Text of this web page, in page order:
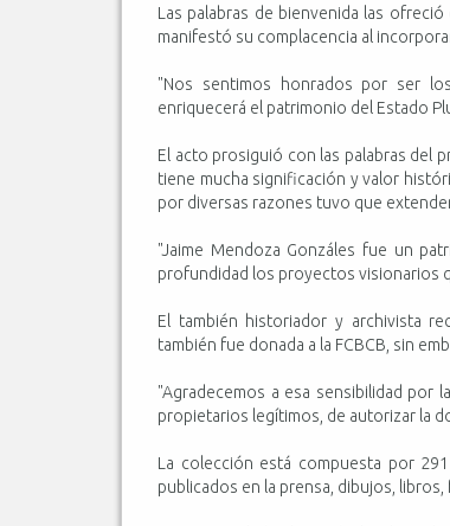
Las palabras de bienvenida las
manifestó su complacencia al
"Nos sentimos honrados por ser
enriquecerá el patrimonio del Estado
El acto prosiguió con las palabras del
tiene mucha significación y valor
por diversas razones tuvo que
"Jaime Mendoza Gonzáles fue un
profundidad los proyectos visionarios
El también historiador y archivista
también fue donada a la FCBCB, sin
"Agradecemos a esa sensibilidad por
propietarios legítimos, de autorizar la
La colección está compuesta por
publicados en la prensa, dibujos,